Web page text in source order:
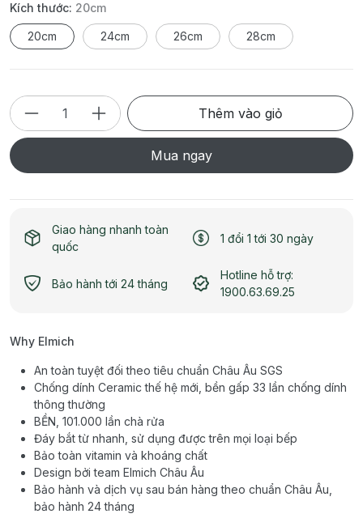
Kích thước: 20cm
20cm 24cm 26cm 28cm
Thêm vào giỏ
Mua ngay
Giao hàng nhanh toàn
quốc
1 đổi 1 tới 30 ngày
Bảo hành tới 24 tháng
Hotline hỗ trợ:
1900.63.69.25
Why Elmich
An toàn tuyệt đối theo tiêu chuẩn Châu Âu SGS
Chống dính Ceramic thế hệ mới, bền gấp 33 lần chống dính
thông thường
BỀN, 101.000 lần chà rửa
Đáy bắt từ nhanh, sử dụng được trên mọi loại bếp
Bảo toàn vitamin và khoáng chất
Design bởi team Elmich Châu Âu
Bảo hành và dịch vụ sau bán hàng theo chuẩn Châu Âu,
bảo hành 24 tháng